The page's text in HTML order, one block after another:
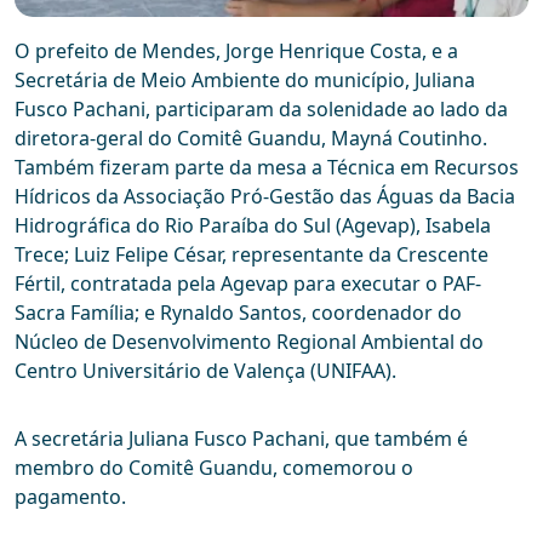
O prefeito de Mendes, Jorge Henrique Costa, e a
Secretária de Meio Ambiente do município, Juliana
Fusco Pachani, participaram da solenidade ao lado da
diretora-geral do Comitê Guandu, Mayná Coutinho.
Também fizeram parte da mesa a Técnica em Recursos
Hídricos da Associação Pró-Gestão das Águas da Bacia
Hidrográfica do Rio Paraíba do Sul (Agevap), Isabela
Trece; Luiz Felipe César, representante da Crescente
Fértil, contratada pela Agevap para executar o PAF-
Sacra Família; e Rynaldo Santos, coordenador do
Núcleo de Desenvolvimento Regional Ambiental do
Centro Universitário de Valença (UNIFAA).
A secretária Juliana Fusco Pachani, que também é
membro do Comitê Guandu, comemorou o
pagamento.